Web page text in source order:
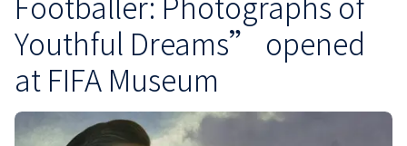
Youthful Dreams” opened
at FIFA Museum